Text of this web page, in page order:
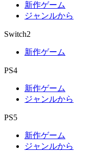
新作ゲーム
ジャンルから
Switch2
新作ゲーム
PS4
新作ゲーム
ジャンルから
PS5
新作ゲーム
ジャンルから